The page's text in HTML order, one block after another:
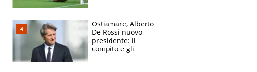
che ritiro
Ostiamare, Alberto
De Rossi nuovo
presidente: il
compito e gli